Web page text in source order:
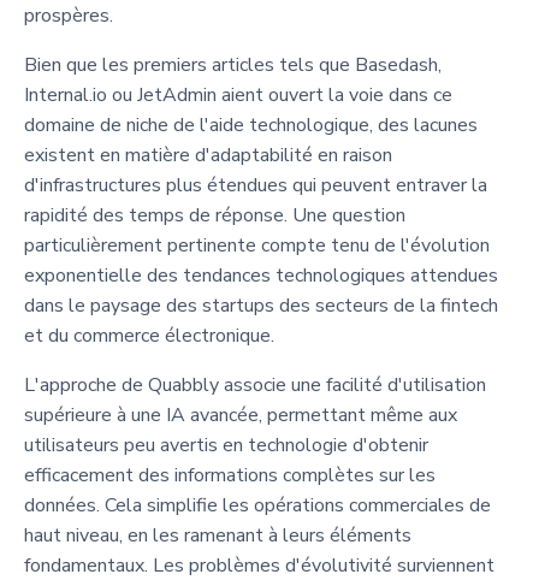
prospères.
Bien que les premiers articles tels que Basedash,
Internal.io ou JetAdmin aient ouvert la voie dans ce
domaine de niche de l'aide technologique, des lacunes
existent en matière d'adaptabilité en raison
d'infrastructures plus étendues qui peuvent entraver la
rapidité des temps de réponse. Une question
particulièrement pertinente compte tenu de l'évolution
exponentielle des tendances technologiques attendues
dans le paysage des startups des secteurs de la fintech
et du commerce électronique.
L'approche de Quabbly associe une facilité d'utilisation
supérieure à une IA avancée, permettant même aux
utilisateurs peu avertis en technologie d'obtenir
efficacement des informations complètes sur les
données. Cela simplifie les opérations commerciales de
haut niveau, en les ramenant à leurs éléments
fondamentaux. Les problèmes d'évolutivité surviennent